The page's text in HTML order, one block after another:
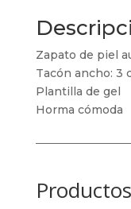
Zapato de piel
Tacón ancho: 3
Plantilla de gel
Horma cómoda